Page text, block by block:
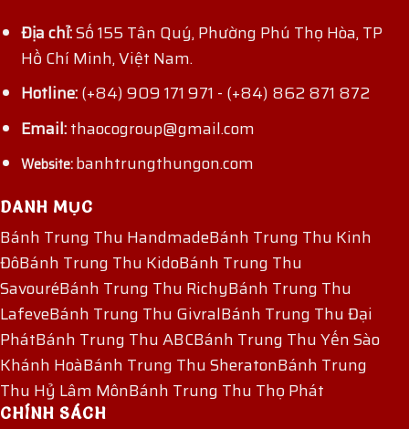
Địa chỉ:Số 155 Tân Quý, Phường Phú Thọ Hòa, TP
Hồ Chí Minh, Việt Nam.
Hotline:(+84) 909 171 971 - (+84) 862 871 872
Email:thaocogroup@gmail.com
Website:banhtrungthungon.com
DANH MỤC
Bánh Trung Thu HandmadeBánh Trung Thu Kinh
ĐôBánh Trung Thu KidoBánh Trung Thu
SavouréBánh Trung Thu RichyBánh Trung Thu
LafeveBánh Trung Thu GivralBánh Trung Thu Đại
PhátBánh Trung Thu ABCBánh Trung Thu Yến Sào
Khánh HoàBánh Trung Thu SheratonBánh Trung
Thu Hỷ Lâm MônBánh Trung Thu Thọ Phát
CHÍNH SÁCH